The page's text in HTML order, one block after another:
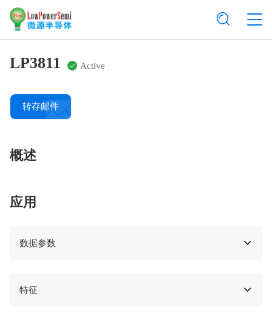
LP3811 Active
转存邮件
概述
应用
数据参数
特征